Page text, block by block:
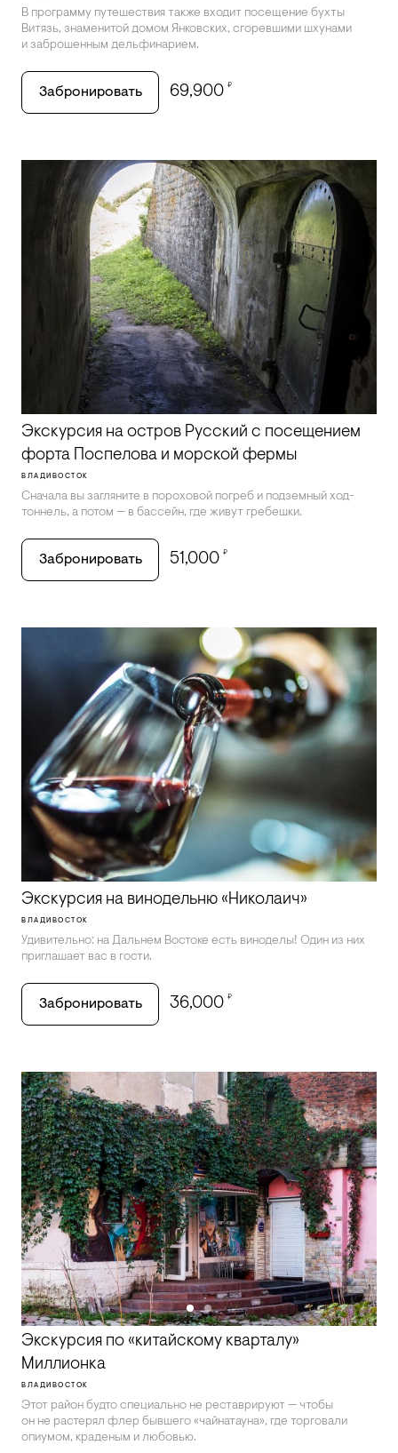
В программу путешествия также входит посещение бухты
Витязь, знаменитой домом Янковских, сгоревшими шхунами
и заброшенным дельфинарием.
Забронировать 69,900 ₽
Экскурсия на остров Русский с посещением
форта Поспелова и морской фермы
ВЛАДИВОСТОК
Сначала вы загляните в пороховой погреб и подземный ход-
тоннель, а потом — в бассейн, где живут гребешки.
Забронировать 51,000 ₽
Экскурсия на винодельню «Николаич»
ВЛАДИВОСТОК
Удивительно: на Дальнем Востоке есть виноделы! Один из них
приглашает вас в гости.
Забронировать 36,000 ₽
Экскурсия по «китайскому кварталу»
Миллионка
ВЛАДИВОСТОК
Этот район будто специально не реставрируют — чтобы
он не растерял флер бывшего «чайнатауна», где торговали
опиумом, краденым и любовью.